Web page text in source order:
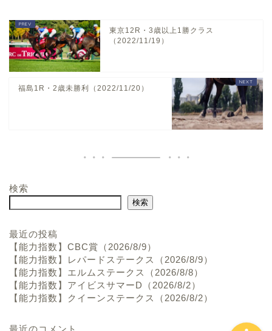
東京12R・3歳以上1勝クラス
（2022/11/19）
福島1R・2歳未勝利（2022/11/20）
検索
検索
最近の投稿
【能力指数】CBC賞（2026/8/9）
【能力指数】レパードステークス（2026/8/9）
【能力指数】エルムステークス（2026/8/8）
【能力指数】アイビスサマーD（2026/8/2）
【能力指数】クイーンステークス（2026/8/2）
プロフィール